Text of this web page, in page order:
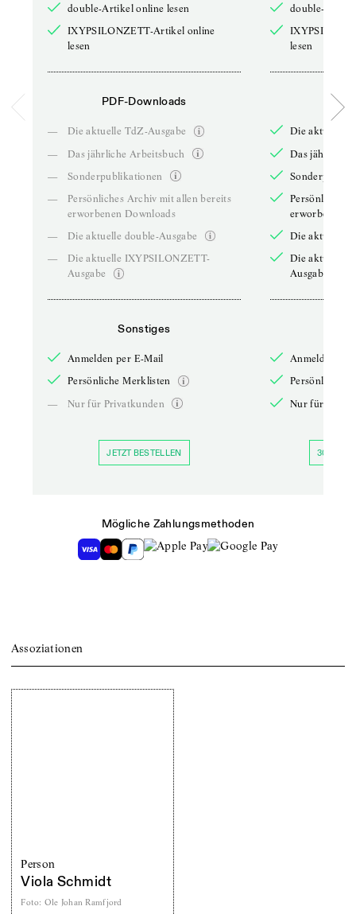
double-Artikel online lesen
IXYPSILONZETT-Artikel online
lesen
PDF-Downloads
—
Die aktuelle TdZ-Ausgabe
—
Das jährliche Arbeitsbuch
—
Sonderpublikationen
—
Persönliches Archiv mit allen bereits
erworbenen Downloads
—
Die aktuelle double-Ausgabe
—
Die aktuelle IXYPSILONZETT-
Ausgabe
Sonstiges
Anmelden per E-Mail
Persönliche Merklisten
—
Nur für Privatkunden
JETZT BESTELLEN
double-
lesen
Die aktuelle
Das jährliche
Persönliches
erworbenen
Die aktuelle
Die aktuelle
Ausgabe
Anmelden
Persönliche
Nur für
30 TAGE
Mögliche Zahlungsmethoden
Assoziationen
Person
Viola Schmidt
Foto: Ole Johan Ramfjord